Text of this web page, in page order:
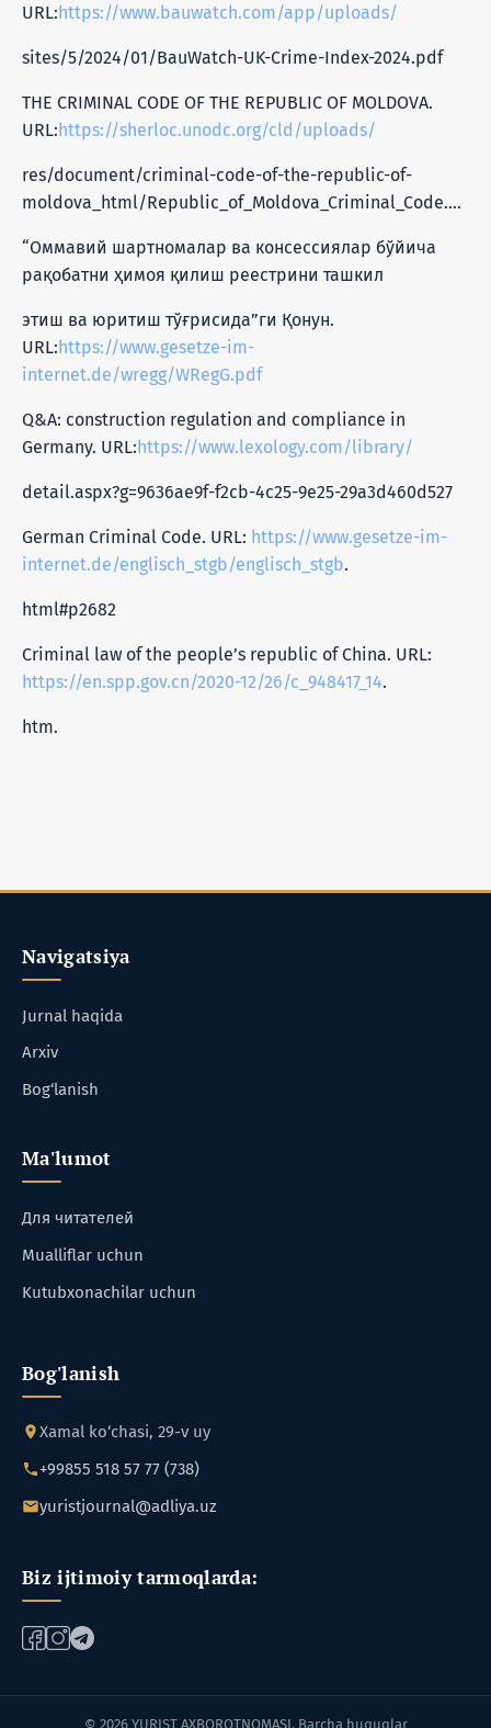
URL:https://www.bauwatch.com/app/uploads/
sites/5/2024/01/BauWatch-UK-Crime-Index-2024.pdf
THE CRIMINAL CODE OF THE REPUBLIC OF MOLDOVA.
URL:https://sherloc.unodc.org/cld/uploads/
res/document/criminal-code-of-the-republic-of-
moldova_html/Republic_of_Moldova_Criminal_Code.pdf
“Оммавий шартномалар ва консессиялар бўйича
рақобатни ҳимоя қилиш реестрини ташкил
этиш ва юритиш тўғрисида”ги Қонун.
URL:https://www.gesetze-im-
internet.de/wregg/WRegG.pdf
Q&A: construction regulation and compliance in
Germany. URL:https://www.lexology.com/library/
detail.aspx?g=9636ae9f-f2cb-4c25-9e25-29a3d460d527
German Criminal Code. URL: https://www.gesetze-im-
internet.de/englisch_stgb/englisch_stgb.
html#p2682
Criminal law of the people’s republic of China. URL:
https://en.spp.gov.cn/2020-12/26/c_948417_14.
htm.
Navigatsiya
Jurnal haqida
Arxiv
Bog‘lanish
Ma'lumot
Для читателей
Mualliflar uchun
Kutubxonachilar uchun
Bog'lanish
Xamal ko‘chasi, 29-v uy
+99855 518 57 77 (738)
yuristjournal@adliya.uz
Biz ijtimoiy tarmoqlarda:
© 2026 YURIST AXBOROTNOMASI. Barcha huquqlar